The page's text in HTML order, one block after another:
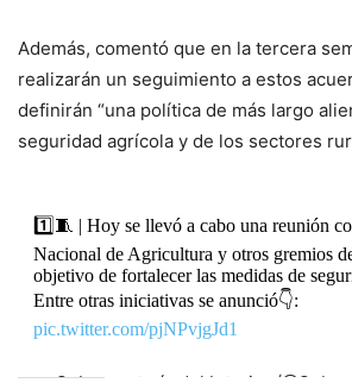
Además, comentó que en la tercera
realizarán un seguimiento a estos
definirán “una política de más largo
seguridad agrícola y de los sectores
1️⃣🧵 | Hoy se llevó a cabo una reunión
Nacional de Agricultura y otros gremios
objetivo de fortalecer las medidas de
Entre otras iniciativas se anunció👇:
pic.twitter.com/pjNPvjgJd1